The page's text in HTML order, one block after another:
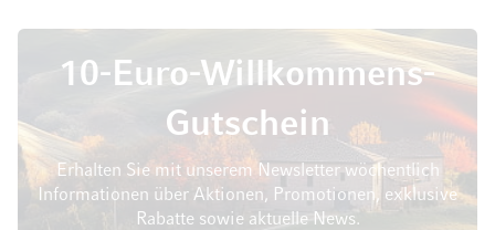
10-Euro-Willkommens-
Gutschein
Erhalten Sie mit unserem Newsletter wöchentlich
Informationen über Aktionen, Promotionen, exklusive
Rabatte sowie aktuelle News.